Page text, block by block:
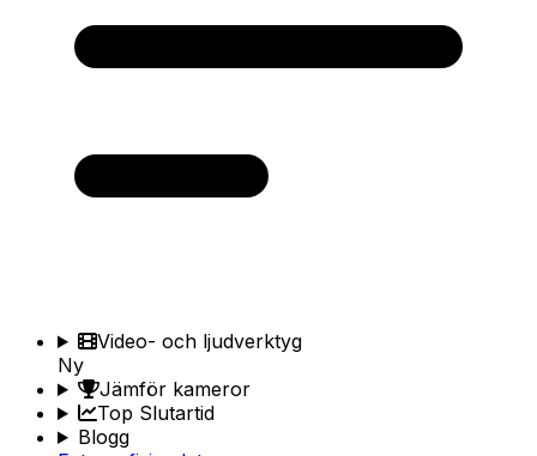
Video- och ljudverktyg
Ny
Jämför kameror
Top Slutartid
Blogg